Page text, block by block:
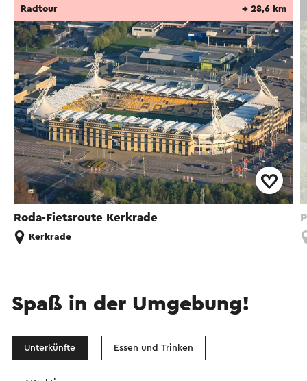
Roda-Fietsroute Kerkrade
Radtour → 28,6 km
Kerkrade
Spaß in der Umgebung!
Unterkünfte Essen und Trinken